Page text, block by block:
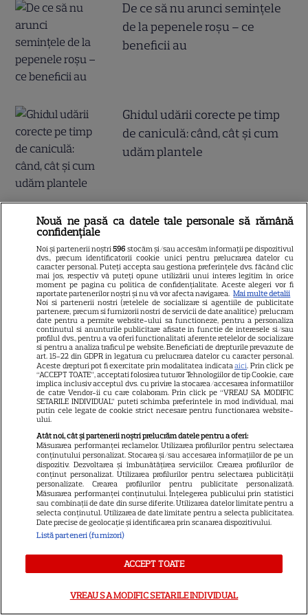
De ce să nu arunci semințele
de la pepenele roșu – ce
beneficii au
Ghidul udării corecte pe timp
de caniculă: când, cât şi cum
udăm plantele
ALTE ARTICOLE
INTERESANTE
16
NETFLIX
Noutăți Netflix în august 2026:
Robert De Niro, „Nosferatu” și
noile sezoane din „Outer
Banks” și „Un veac de
DISNEY PLUS
„Diavolul se îmbracă de la
Prada 2” s-a lansat pe Disney+.
Meryl Streep și Anne
Hathaway revin la revista
Nouă ne pasă ca datele tale personale să rămână
confidențiale
Noi și partenerii noștri596 stocăm și/sau accesăm informații pe dispozitivul
dvs., precum identificatorii cookie unici pentru prelucrarea datelor cu
caracter personal. Puteți accepta sau gestiona preferințele dvs. făcând clic
mai jos, respectiv vă puteți opune utilizării unui interes legitim în orice
moment pe pagina cu politica de confidențialitate. Aceste alegeri vor fi
raportate partenerilor noștri și nu vă vor afecta navigarea. Mai multe detalii
Noi si partenerii nostri (retelele de socializare si agentiile de publicitate
partenere, precum si furnizorii nostri de servicii de date analitice) prelucram
date pentru a permite website-ului sa functioneze, pentru a personaliza
continutul si anunturile publicitare afisate in functie de interesele si/sau
profilul dvs., pentru a va oferi functionalitati aferente retelelor de socializare
si pentru a analiza traficul pe website. Beneficiati de drepturile prevazute de
art. 15-22 din GDPR in legatura cu prelucrarea datelor cu caracter personal.
Aceste drepturi pot fi exercitate prin modalitatea indicataaici. Prin click pe
“ACCEPT TOATE”, acceptati folosirea tuturor Tehnologiilor de tip Cookie, care
implica inclusiv acceptul dvs. cu privire la stocarea/accesarea informatiilor
de catre Vendor-ii cu care colaboram. Prin click pe “VREAU SA MODIFIC
SETARILE INDIVIDUAL” puteti schimba preferintele in mod individual, mai
putin cele legate de cookie strict necesare pentru functionarea website-
ului.
Atât noi, cât și partenerii noștri prelucrăm datele pentru a oferi:
Măsurarea performanței reclamelor. Utilizarea profilurilor pentru selectarea
conținutului personalizat. Stocarea și/sau accesarea informațiilor de pe un
dispozitiv. Dezvoltarea și îmbunătățirea serviciilor. Crearea profilurilor de
conținut personalizat. Utilizarea profilurilor pentru selectarea publicității
personalizate. Crearea profilurilor pentru publicitate personalizată.
Măsurarea performanței conținutului. Înțelegerea publicului prin statistici
sau combinații de date din surse diferite. Utilizarea datelor limitate pentru a
selecta conținutul. Utilizarea de date limitate pentru a selecta publicitatea.
Date precise de geolocație și identificarea prin scanarea dispozitivului.
Listă parteneri (furnizori)
ACCEPT TOATE
VREAU SA MODIFIC SETARILE INDIVIDUAL